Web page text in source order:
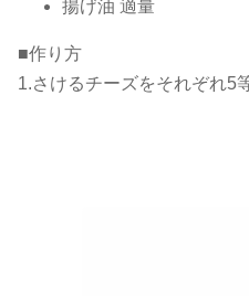
揚げ油 適量
■作り方
1.さけるチーズをそれぞれ5